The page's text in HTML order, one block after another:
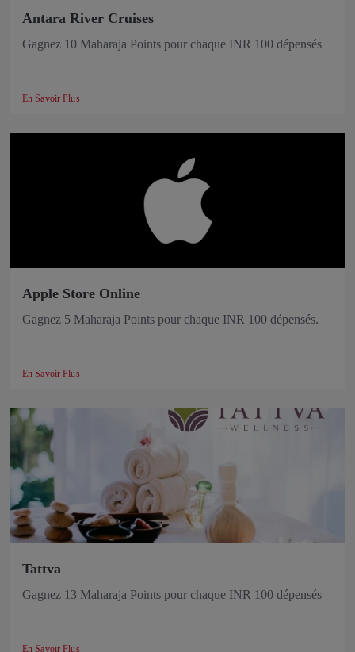
Antara River Cruises
Gagnez 10 Maharaja Points pour chaque INR 100 dépensés
En Savoir Plus
Apple Store Online
Gagnez 5 Maharaja Points pour chaque INR 100 dépensés.
En Savoir Plus
Tattva
Gagnez 13 Maharaja Points pour chaque INR 100 dépensés
En Savoir Plus